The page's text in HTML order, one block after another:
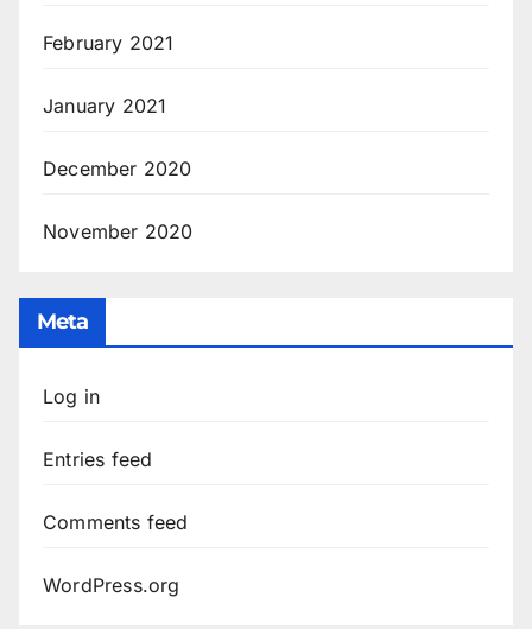
February 2021
January 2021
December 2020
November 2020
Meta
Log in
Entries feed
Comments feed
WordPress.org